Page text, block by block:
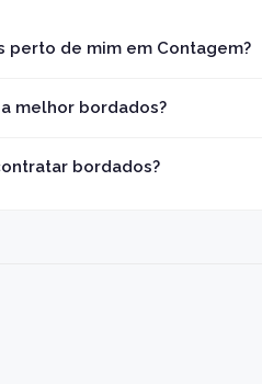
perto de mim em Contagem?
melhor bordados?
bordados?